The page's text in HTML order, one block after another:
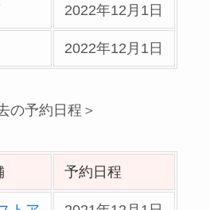
2022年12月1日
2022年12月1日
の予約日程＞
予約日程